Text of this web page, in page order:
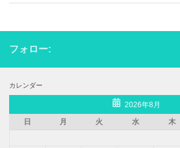
フォロー:
カレンダー
2026年8月
日
月 火 水 木